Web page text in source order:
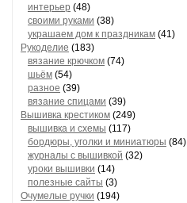
интерьер (48)
своими руками (38)
украшаем дом к праздникам (41)
Рукоделие (183)
вязание крючком (74)
шьём (54)
разное (39)
вязание спицами (39)
Вышивка крестиком (249)
вышивка и схемы (117)
бордюры, уголки и миниатюры (84)
журналы с вышивкой (32)
уроки вышивки (14)
полезные сайты (3)
Очумелые ручки (194)